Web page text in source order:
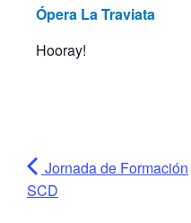
Ópera La Traviata
Hooray!
Jornada de Formación
SCD